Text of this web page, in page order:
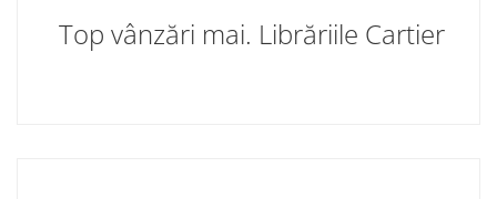
Top vânzări mai. Librăriile Cartier